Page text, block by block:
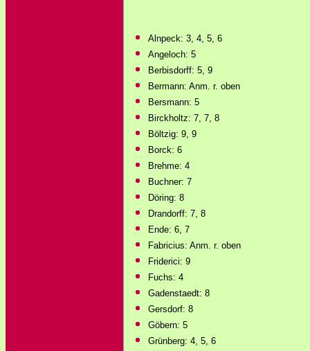
Alnpeck: 3, 4, 5, 6
Angeloch: 5
Berbisdorff: 5, 9
Bermann: Anm. r. oben
Bersmann: 5
Birckholtz: 7, 7, 8
Böltzig: 9, 9
Borck: 6
Brehme: 4
Buchner: 7
Döring: 8
Drandorff: 7, 8
Ende: 6, 7
Fabricius: Anm. r. oben
Friderici: 9
Fuchs: 4
Gadenstaedt: 8
Gersdorf: 8
Göbern: 5
Grünberg: 4, 5, 6